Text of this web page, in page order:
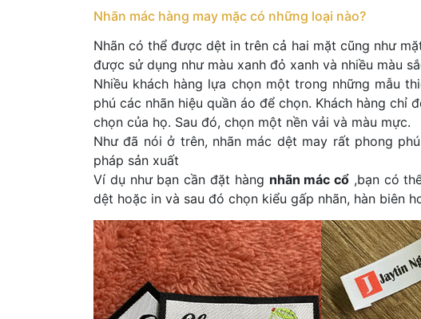
Nhãn mác hàng may mặc có những loại nào?
Nhãn có thể được dệt in trên cả hai mặt cũng như
được sử dụng như màu xanh đỏ xanh và nhiều màu
Nhiều khách hàng lựa chọn một trong những mẫu
phú các nhãn hiệu quần áo để chọn. Khách hàng
chọn của họ. Sau đó, chọn một nền vải và màu mực.
Như đã nói ở trên, nhãn mác dệt may rất phong
pháp sản xuất
Ví dụ như bạn cần đặt hàng nhãn mác cổ ,bạn có
dệt hoặc in và sau đó chọn kiểu gấp nhãn, hàn biên